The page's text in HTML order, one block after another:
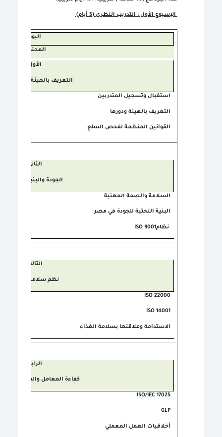
الإسبوع الأول : التدريب النظرى (5 أيام)
اليوم
المحتوى
الأول
التعريف بالهيئة
استقبال وتسجيل المتدربين
التعريف بالهيئة ودورها
القوانين المنظمة لفحص السلع
الثانى
الجودة والبنية التحتية
السلامة والصحة المهنية
البنية التحتية للجودة في مصر
ISO 9001
الثالث
نظم سلامة الغذاء
ISO 22000
ISO 14001
الاستدامة وعلاقتها بسلامة الغذاء
الرابع
كفاءة المعامل والممارسات
ISO/IEC 17025
GLP
أخلاقيات العمل المعملي